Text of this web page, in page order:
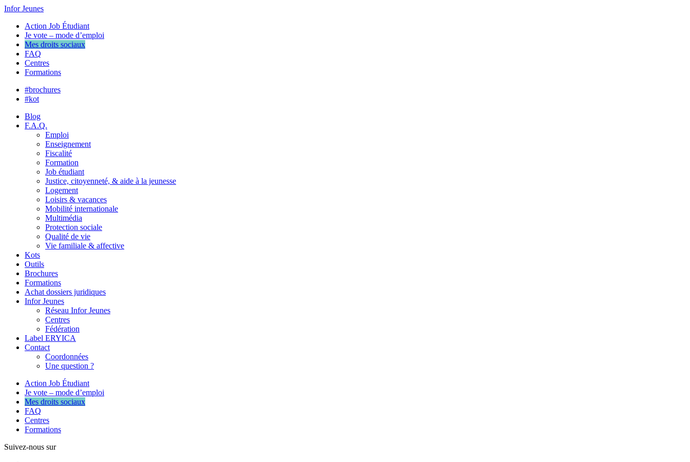
Infor Jeunes
Action Job Étudiant
Je vote – mode d’emploi
Mes droits sociaux
FAQ
Centres
Formations
#brochures
#kot
Blog
F.A.Q.
Emploi
Enseignement
Fiscalité
Formation
Job étudiant
Justice, citoyenneté, & aide à la jeunesse
Logement
Loisirs & vacances
Mobilité internationale
Multimédia
Protection sociale
Qualité de vie
Vie familiale & affective
Kots
Outils
Brochures
Formations
Achat dossiers juridiques
Infor Jeunes
Réseau Infor Jeunes
Centres
Fédération
Label ERYICA
Contact
Coordonnées
Une question ?
Action Job Étudiant
Je vote – mode d’emploi
Mes droits sociaux
FAQ
Centres
Formations
Suivez-nous sur